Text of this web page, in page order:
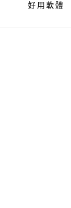
好用軟體